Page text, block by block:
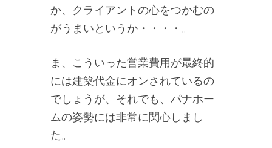
か、クライアントの心をつかむの
がうまいというか・・・・。
ま、こういった営業費用が最終的
には建築代金にオンされているの
でしょうが、それでも、パナホー
ムの姿勢には非常に関心しまし
た。